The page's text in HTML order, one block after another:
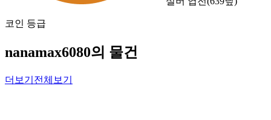
코인 등급
nanamax6080의 물건
더보기 전체보기